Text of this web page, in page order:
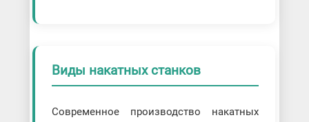
Виды накатных станков
Современное производство накатных